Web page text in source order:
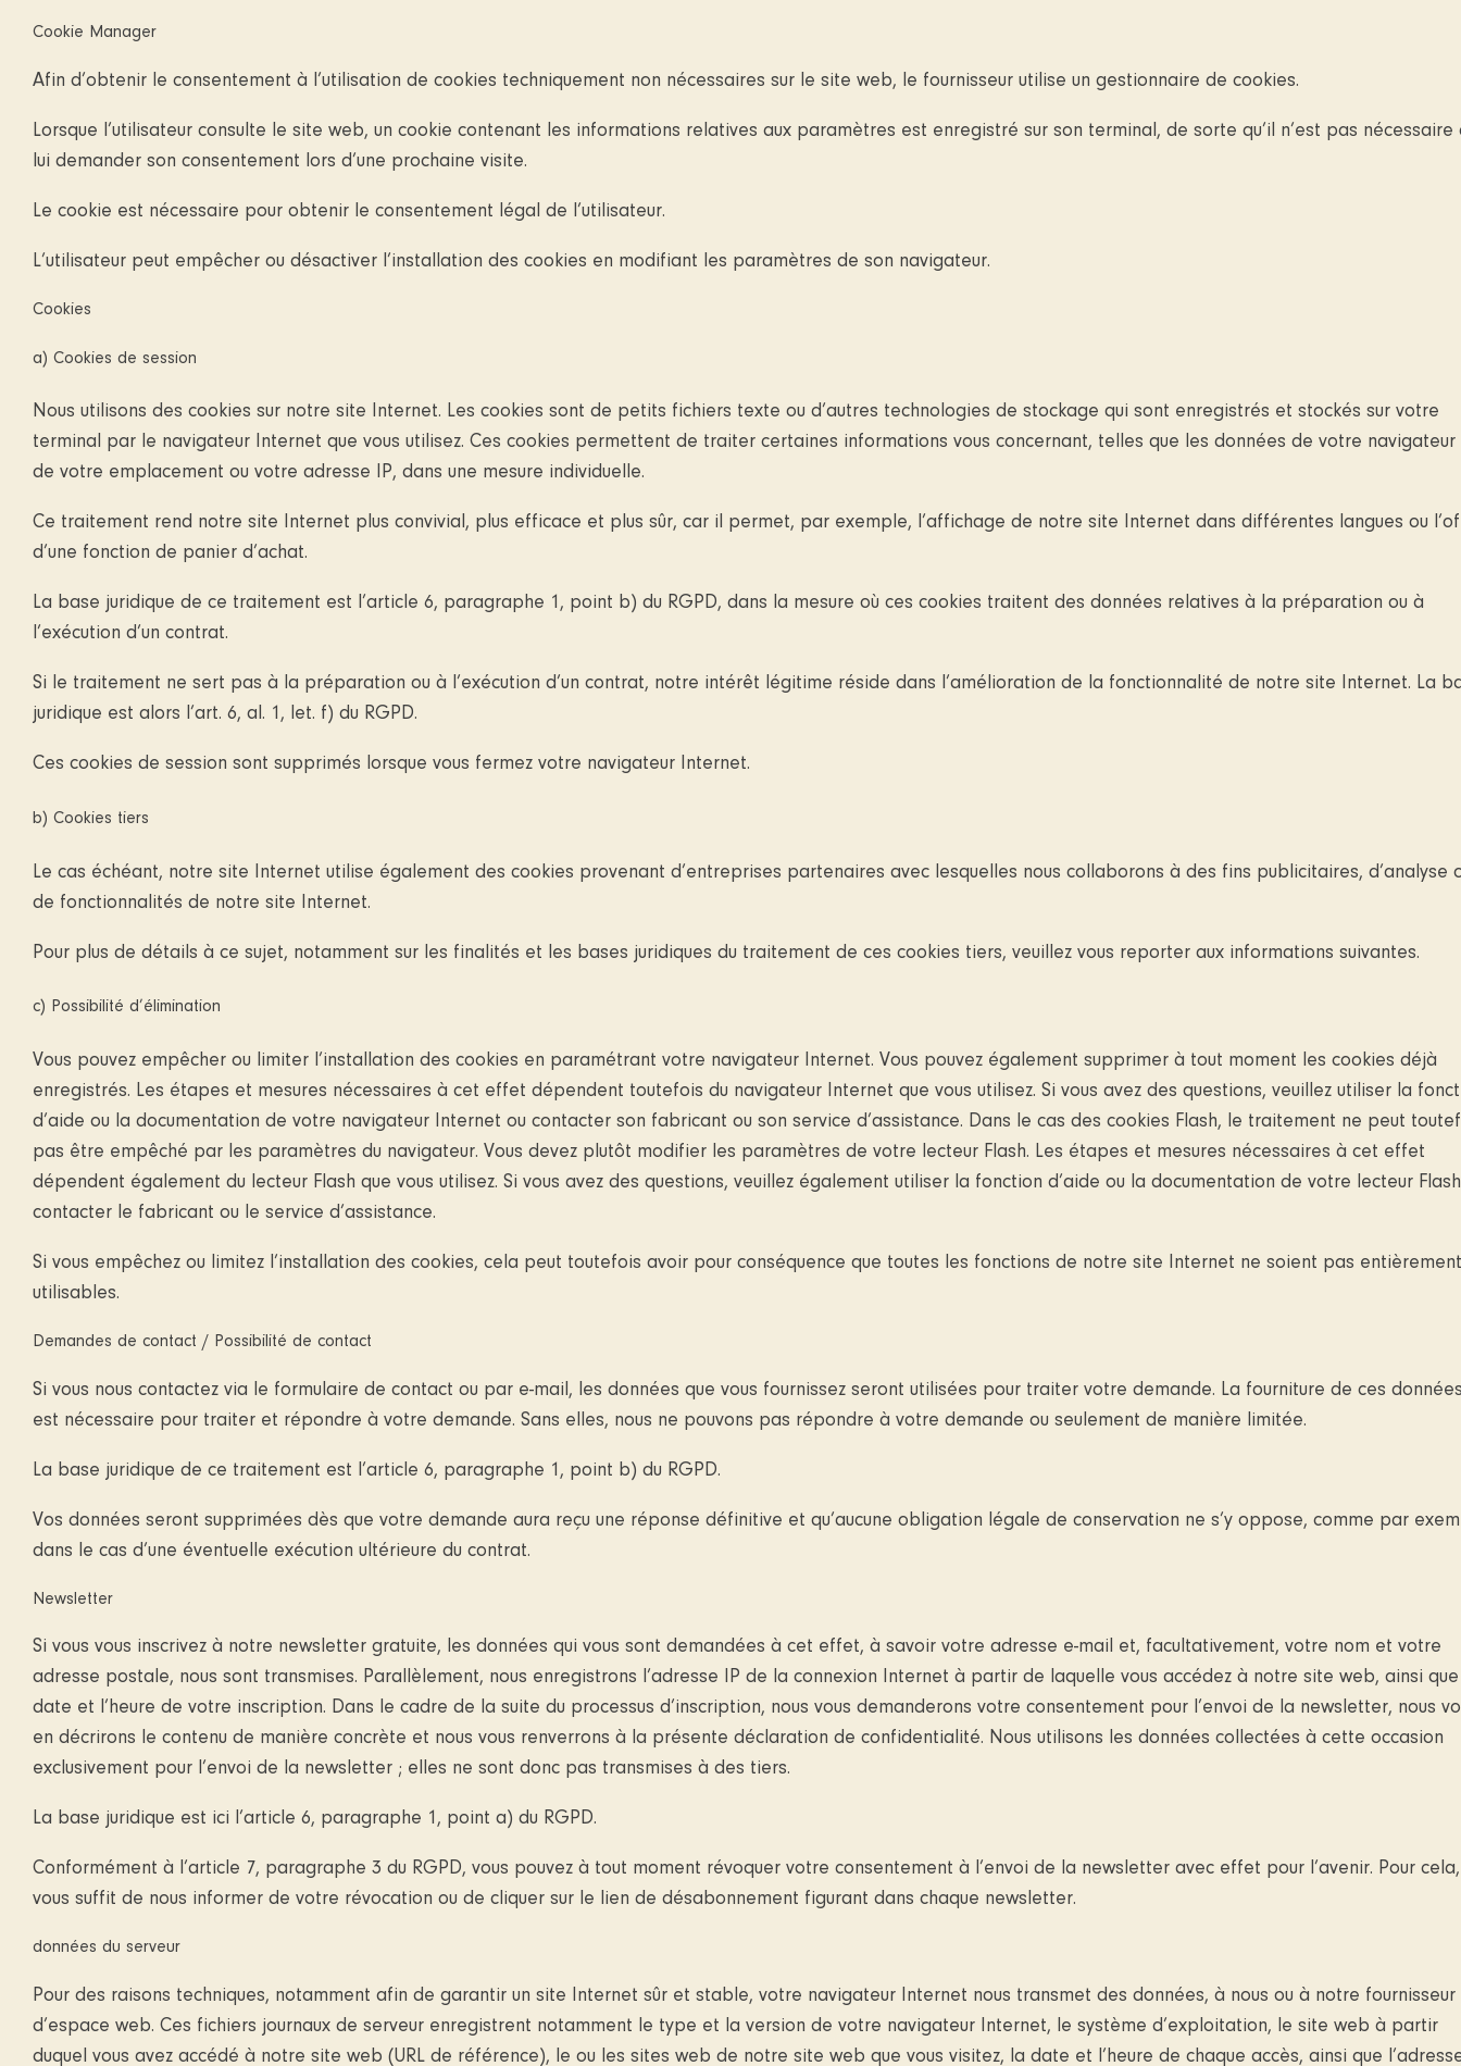
Cookie Manager
Afin d’obtenir le consentement à l’utilisation de cookies techniquement non nécessaires sur le site web, le fournisseur utilise un gestionnaire de cookies.
Lorsque l’utilisateur consulte le site web, un cookie contenant les informations relatives aux paramètres est enregistré sur son terminal, de sorte qu’il n’est pas nécessaire
lui demander son consentement lors d’une prochaine visite.
Le cookie est nécessaire pour obtenir le consentement légal de l’utilisateur.
L’utilisateur peut empêcher ou désactiver l’installation des cookies en modifiant les paramètres de son navigateur.
Cookies
a) Cookies de session
Nous utilisons des cookies sur notre site Internet. Les cookies sont de petits fichiers texte ou d’autres technologies de stockage qui sont enregistrés et stockés sur votre
terminal par le navigateur Internet que vous utilisez. Ces cookies permettent de traiter certaines informations vous concernant, telles que les données de votre navigateur
de votre emplacement ou votre adresse IP, dans une mesure individuelle.
Ce traitement rend notre site Internet plus convivial, plus efficace et plus sûr, car il permet, par exemple, l’affichage de notre site Internet dans différentes langues ou
d’une fonction de panier d’achat.
La base juridique de ce traitement est l’article 6, paragraphe 1, point b) du RGPD, dans la mesure où ces cookies traitent des données relatives à la préparation ou à
l’exécution d’un contrat.
Si le traitement ne sert pas à la préparation ou à l’exécution d’un contrat, notre intérêt légitime réside dans l’amélioration de la fonctionnalité de notre site Internet. La
juridique est alors l’art. 6, al. 1, let. f) du RGPD.
Ces cookies de session sont supprimés lorsque vous fermez votre navigateur Internet.
b) Cookies tiers
Le cas échéant, notre site Internet utilise également des cookies provenant d’entreprises partenaires avec lesquelles nous collaborons à des fins publicitaires, d’analyse
de fonctionnalités de notre site Internet.
Pour plus de détails à ce sujet, notamment sur les finalités et les bases juridiques du traitement de ces cookies tiers, veuillez vous reporter aux informations suivantes.
c) Possibilité d’élimination
Vous pouvez empêcher ou limiter l’installation des cookies en paramétrant votre navigateur Internet. Vous pouvez également supprimer à tout moment les cookies déjà
enregistrés. Les étapes et mesures nécessaires à cet effet dépendent toutefois du navigateur Internet que vous utilisez. Si vous avez des questions, veuillez utiliser la
d’aide ou la documentation de votre navigateur Internet ou contacter son fabricant ou son service d’assistance. Dans le cas des cookies Flash, le traitement ne peut
pas être empêché par les paramètres du navigateur. Vous devez plutôt modifier les paramètres de votre lecteur Flash. Les étapes et mesures nécessaires à cet effet
dépendent également du lecteur Flash que vous utilisez. Si vous avez des questions, veuillez également utiliser la fonction d’aide ou la documentation de votre lecteur
contacter le fabricant ou le service d’assistance.
Si vous empêchez ou limitez l’installation des cookies, cela peut toutefois avoir pour conséquence que toutes les fonctions de notre site Internet ne soient pas entièrement
utilisables.
Demandes de contact / Possibilité de contact
Si vous nous contactez via le formulaire de contact ou par e-mail, les données que vous fournissez seront utilisées pour traiter votre demande. La fourniture de ces
est nécessaire pour traiter et répondre à votre demande. Sans elles, nous ne pouvons pas répondre à votre demande ou seulement de manière limitée.
La base juridique de ce traitement est l’article 6, paragraphe 1, point b) du RGPD.
Vos données seront supprimées dès que votre demande aura reçu une réponse définitive et qu’aucune obligation légale de conservation ne s’y oppose, comme par
dans le cas d’une éventuelle exécution ultérieure du contrat.
Newsletter
Si vous vous inscrivez à notre newsletter gratuite, les données qui vous sont demandées à cet effet, à savoir votre adresse e-mail et, facultativement, votre nom et votre
adresse postale, nous sont transmises. Parallèlement, nous enregistrons l’adresse IP de la connexion Internet à partir de laquelle vous accédez à notre site web, ainsi
date et l’heure de votre inscription. Dans le cadre de la suite du processus d’inscription, nous vous demanderons votre consentement pour l’envoi de la newsletter, nous
en décrirons le contenu de manière concrète et nous vous renverrons à la présente déclaration de confidentialité. Nous utilisons les données collectées à cette occasion
exclusivement pour l’envoi de la newsletter ; elles ne sont donc pas transmises à des tiers.
La base juridique est ici l’article 6, paragraphe 1, point a) du RGPD.
Conformément à l’article 7, paragraphe 3 du RGPD, vous pouvez à tout moment révoquer votre consentement à l’envoi de la newsletter avec effet pour l’avenir. Pour
vous suffit de nous informer de votre révocation ou de cliquer sur le lien de désabonnement figurant dans chaque newsletter.
données du serveur
Pour des raisons techniques, notamment afin de garantir un site Internet sûr et stable, votre navigateur Internet nous transmet des données, à nous ou à notre fournisseur
d’espace web. Ces fichiers journaux de serveur enregistrent notamment le type et la version de votre navigateur Internet, le système d’exploitation, le site web à partir
duquel vous avez accédé à notre site web (URL de référence), le ou les sites web de notre site web que vous visitez, la date et l’heure de chaque accès, ainsi que